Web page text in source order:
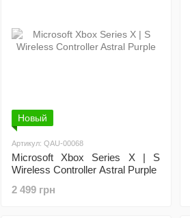
Новый
Артикул: QAU-00068
Microsoft Xbox Series X | S
Wireless Controller Astral Purple
2 499 грн